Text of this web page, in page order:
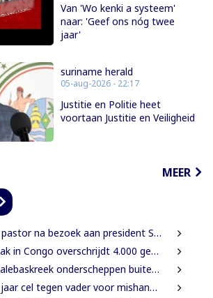
Van 'Wo kenki a systeem'
naar: 'Geef ons nóg twee
jaar'
suriname herald
05-aug-2026 - 22:17
Justitie en Politie heet
voortaan Justitie en Veiligheid
MEER
aan president Simons: ‘Toename van rijkdom in Suriname’
in Congo overschrijdt 4.000 gevallen
buitenlanders met illegaal geweer en communicatieapparatuur
vader voor mishandeling en verwaarlozing van gezin